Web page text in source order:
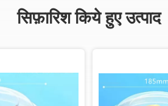
सिफ़ारिश किये हुए उत्पाद